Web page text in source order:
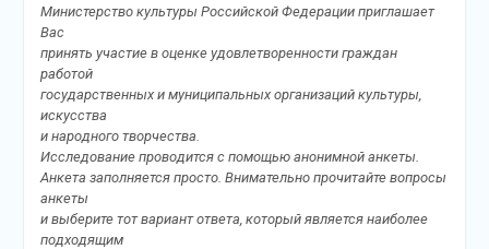
Министерство культуры Российской Федерации приглашает
Вас
принять участие в оценке удовлетворенности граждан
работой
государственных и муниципальных организаций культуры,
искусства
и народного творчества.
Исследование проводится с помощью анонимной анкеты.
Анкета заполняется просто. Внимательно прочитайте вопросы
анкеты
и выберите тот вариант ответа, который является наиболее
подходящим